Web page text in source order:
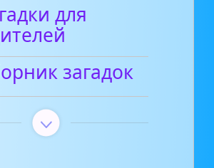
для
загадок